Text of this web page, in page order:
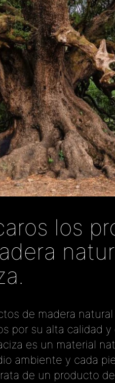
los
de madera
por su alta calidad y
es un material
ambiente y cada
de un producto